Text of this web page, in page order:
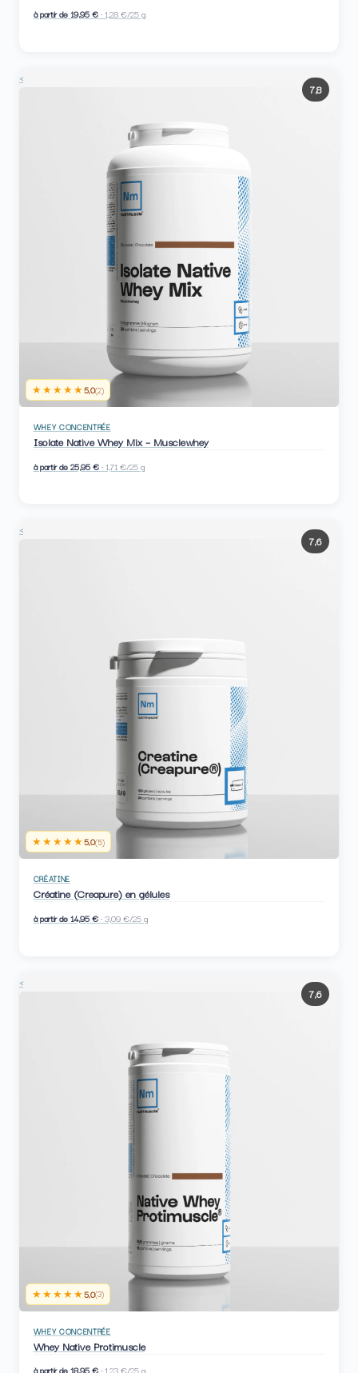
à partir de 19,95 €· 1,28 €/25 g
★★★★★5,0(2)
<
7,8
WHEY CONCENTRÉE
Isolate Native Whey Mix – Musclewhey
à partir de 25,95 €· 1,71 €/25 g
★★★★★5,0(5)
<
7,6
CRÉATINE
Créatine (Creapure) en gélules
à partir de 14,95 €· 3,09 €/25 g
★★★★★5,0(3)
<
7,6
WHEY CONCENTRÉE
Whey Native Protimuscle